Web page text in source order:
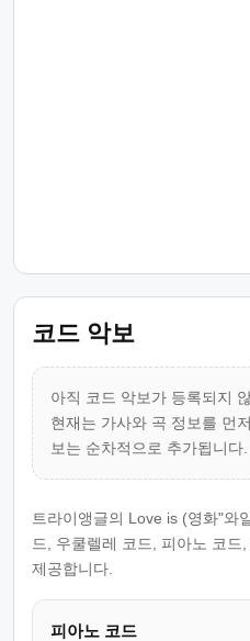
코드 악보
아직 코드 악보가 등록되지
현재는 가사와 곡 정보를 먼
보는 순차적으로 추가됩니다.
트라이앵글의 Love is (영화"와
드, 우쿨렐레 코드, 피아노 코드
제공합니다.
피아노 코드